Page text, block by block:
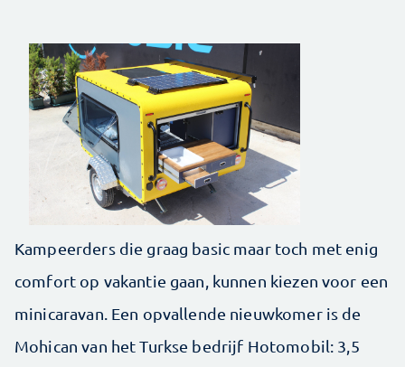
Kampeerders die graag ­basic maar toch met enig
comfort op vakantie gaan, kunnen kiezen voor een
mini­caravan. Een opvallende nieuwkomer is de
Mohican van het Turkse bedrijf Hotomobil: 3,5